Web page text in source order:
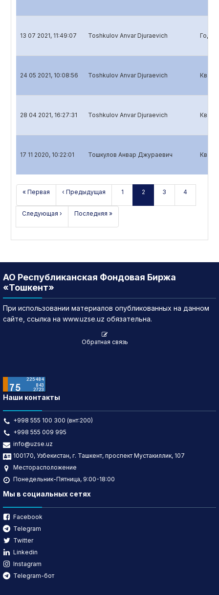
13 07 2021, 11:49:07 Toshkulov Anvar Djuraevich
24 05 2021, 10:08:56 Toshkulov Anvar Djuraevich
28 04 2021, 16:27:31 Toshkulov Anvar Djuraevich
17 11 2020, 10:22:01 Тошкулов Анвар Джураевич
« Первая ‹ Предыдущая 1 2 3 4
Следующая › Последняя »
АО Республиканская Фондовая Биржа
«Тошкент»
При использовании материалов опубликованных на данном
сайте, ссылка на www.uzse.uz обязательна.
Обратная связь
Наши контакты
+998 555 100 300 (внт:200)
+998 555 009 995
info@uzse.uz
100170, Узбекистан, г. Ташкент, проспект Мустакиллик, 107
Месторасположение
Понедельник-Пятница, 9:00-18:00
Мы в социальных сетях
Facebook
Telegram
Twitter
Linkedin
Instagram
Telegram-бот